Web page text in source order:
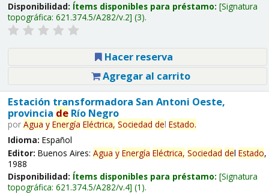
Disponibilidad: Ítems disponibles para préstamo: Signatura
topográfica: 621.374.5/A282/v.2 (3).
Hacer reserva
Agregar al carrito
Estación transformadora San Antoni Oeste,
provincia deRío Negro
por Agua y Energía Eléctrica, Sociedad del Estado.
Idioma: Español
Editor: Buenos Aires: Agua y Energía Eléctrica, Sociedad del Estado,
1988
Disponibilidad: Ítems disponibles para préstamo: Signatura
topográfica: 621.374.5/A282/v.4 (1).